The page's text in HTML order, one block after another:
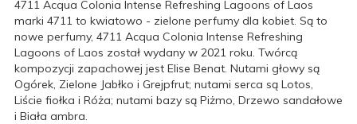
4711 Acqua Colonia Intense Refreshing Lagoons of Laos
marki 4711 to kwiatowo - zielone perfumy dla kobiet. Są to
nowe perfumy, 4711 Acqua Colonia Intense Refreshing
Lagoons of Laos został wydany w 2021 roku. Twórcą
kompozycji zapachowej jest Elise Benat. Nutami głowy są
Ogórek, Zielone Jabłko i Grejpfrut; nutami serca są Lotos,
Liście fiołka i Róża; nutami bazy są Piżmo, Drzewo sandałowe
i Biała ambra.